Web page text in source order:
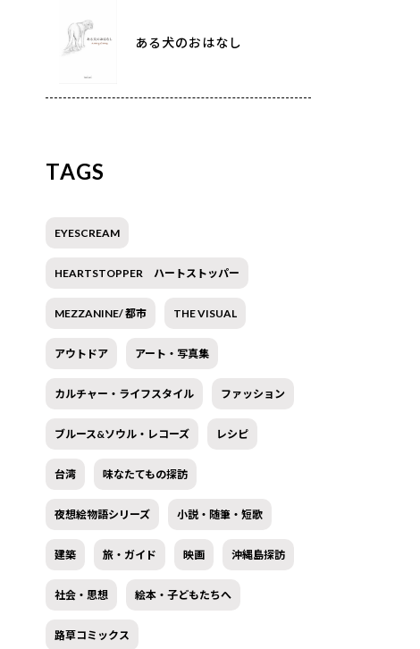
ある犬のおはなし
TAGS
EYESCREAM
HEARTSTOPPER ハートストッパー
MEZZANINE/ 都市 THE VISUAL
アウトドア アート・写真集
カルチャー・ライフスタイル ファッション
ブルース&ソウル・レコーズ レシピ
台湾 味なたてもの探訪
夜想絵物語シリーズ 小説・随筆・短歌
建築 旅・ガイド 映画 沖縄島探訪
社会・思想 絵本・子どもたちへ
路草コミックス